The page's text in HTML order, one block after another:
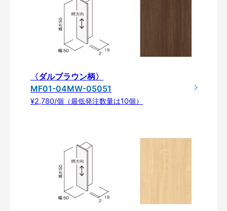
〈ダルブラウン柄〉
MF01-04MW-05051
¥2,780/個（最低発注数量は10個）